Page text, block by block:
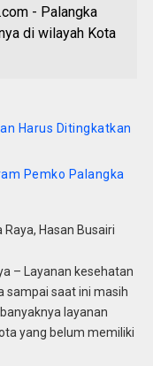
- Palangka
di wilayah Kota
Harus Ditingkatkan
Pemko Palangka
Raya, Hasan Busairi
– Layanan kesehatan
sampai saat ini masih
layanan
yang belum memiliki